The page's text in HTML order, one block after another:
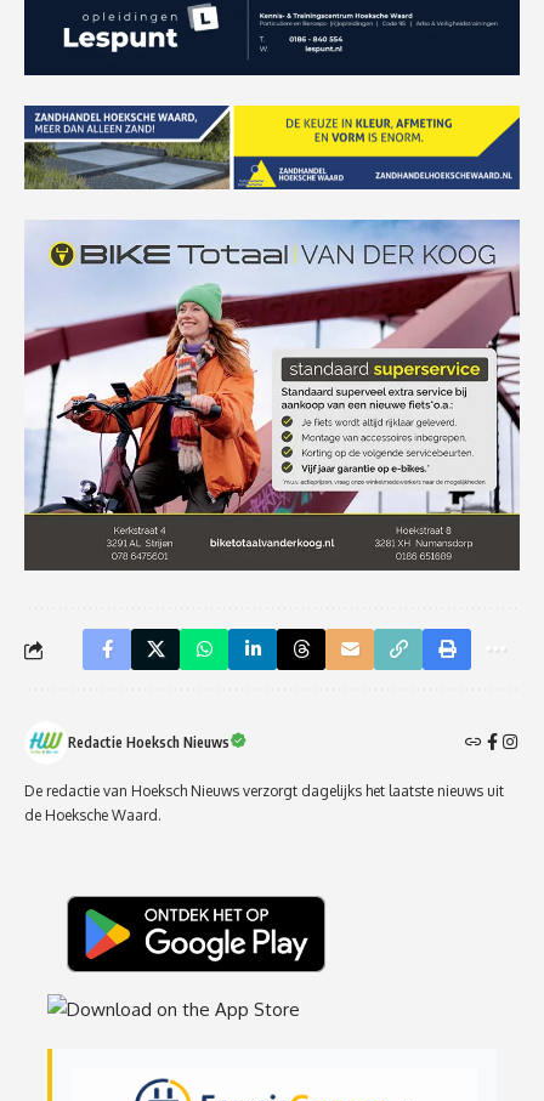
Redactie Hoeksch Nieuws
De redactie van Hoeksch Nieuws verzorgt dagelijks het laatste nieuws uit
de Hoeksche Waard.